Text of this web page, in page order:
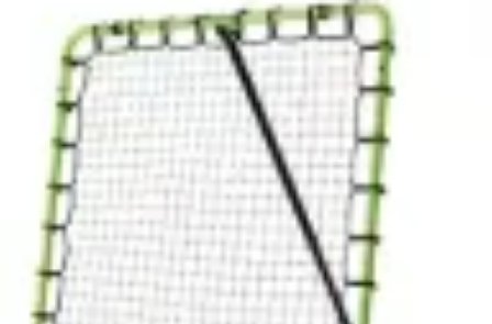
Le Handball
Formation et AnalyseStratégies de jeuAnalyse et
stratégiePréparation et Entraînement Techniques et Tactiques
Le Handball